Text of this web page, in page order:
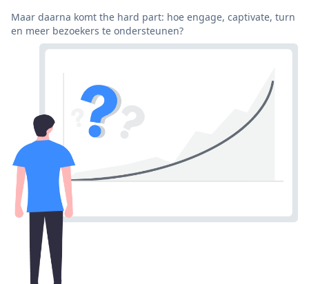
Maar daarna komt the hard part: hoe engage, captivate, turn
en meer bezoekers te ondersteunen?